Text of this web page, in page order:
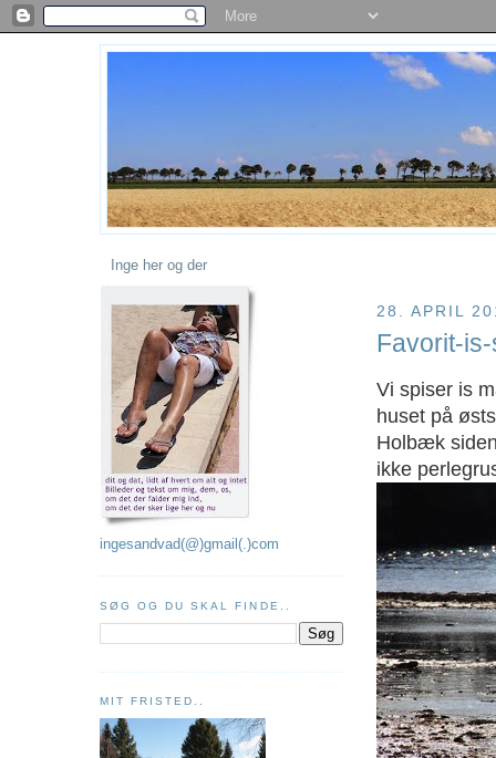
Inge her og der
28. APRIL
Favorit-
Vi spiser is
huset på
Holbæk
ikke
ingesandvad(@)gmail(.)com
SØG OG DU SKAL FINDE..
MIT FRISTED..